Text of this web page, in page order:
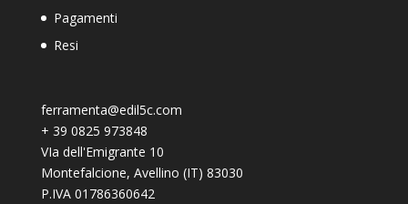
Pagamenti
Resi
ferramenta@edil5c.com
+ 39 0825 973848
VIa dell'Emigrante 10
Montefalcione, Avellino (IT) 83030
P.IVA 01786360642